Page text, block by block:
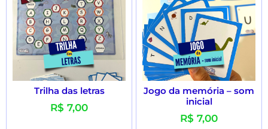
Trilha das letras
R$ 7,00
Jogo da memória – som
inicial
R$ 7,00